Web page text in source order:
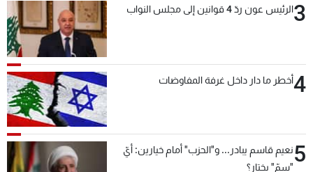
3الرئيس عون ردّ 4 قوانين إلى مجلس النواب
4أخطر ما دار داخل غرفة المفاوضات
5نعيم قاسم يبادر... و"الحزب" أمام خيارين: أيّ
"سمّ" يختار؟